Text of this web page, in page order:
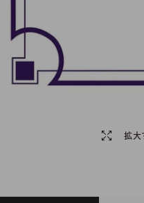
拡大